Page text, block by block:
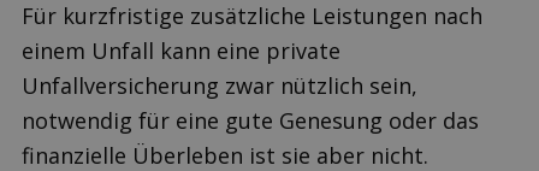
Für kurzfristige zusätzliche Leistungen nach
einem Unfall kann eine private
Unfallversicherung zwar nützlich sein,
notwendig für eine gute Genesung oder das
finanzielle Überleben ist sie aber nicht.